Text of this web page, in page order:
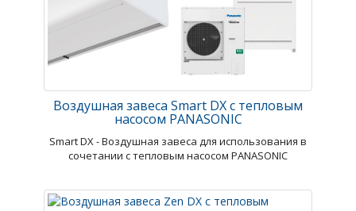
Воздушная завеса Smart DX с тепловым
насосом PANASONIC
Smart DX - Воздушная завеса для использования в
сочетании с тепловым насосом PANASONIC